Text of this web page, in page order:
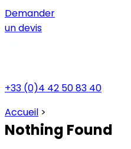
Demander
un devis
+33 (0)4 42 50 83 40
Accueil >
Nothing Found